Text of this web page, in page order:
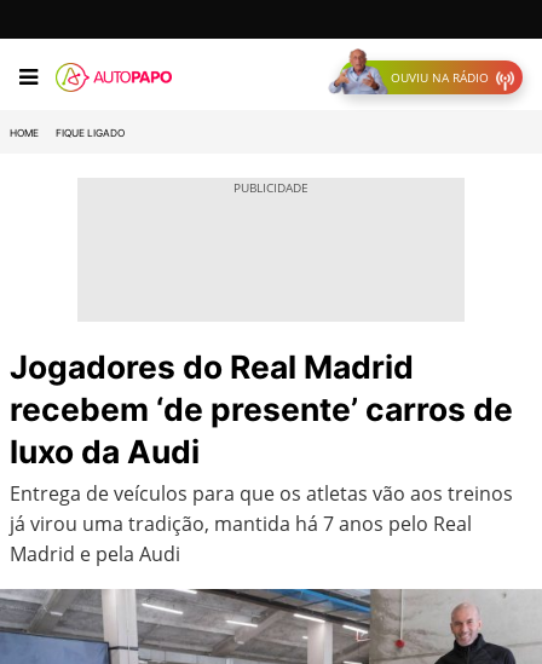
OUVIU NA RÁDIO
HOME FIQUE LIGADO
Jogadores do Real Madrid
recebem ‘de presente’ carros de
luxo da Audi
Entrega de veículos para que os atletas vão aos treinos
já virou uma tradição, mantida há 7 anos pelo Real
Madrid e pela Audi